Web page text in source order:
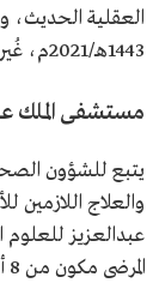
العقلية
1443هـ/2021م، غُير مسماه إلى مجمع إرادة والصحة النفسية.
مستشفى الملك
يتبع للشؤون
والعلاج
المرضى مكون من 8 أدوار.